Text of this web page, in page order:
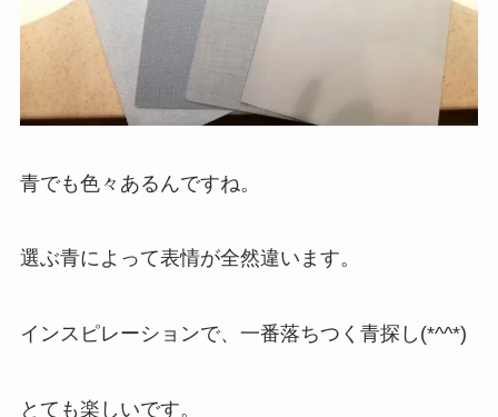
青でも色々あるんですね。
選ぶ青によって表情が全然違います。
インスピレーションで、一番落ちつく青探し(*^^*)
とても楽しいです。